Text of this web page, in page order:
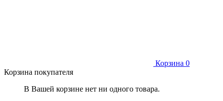
Корзина 0
Корзина покупателя
В Вашей корзине нет ни одного товара.